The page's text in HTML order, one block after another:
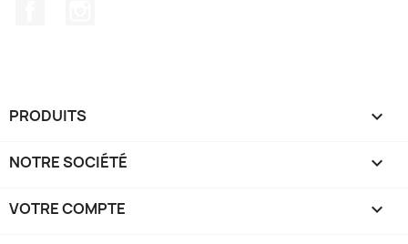
PRODUITS 
NOTRE SOCIÉTÉ 
VOTRE COMPTE 